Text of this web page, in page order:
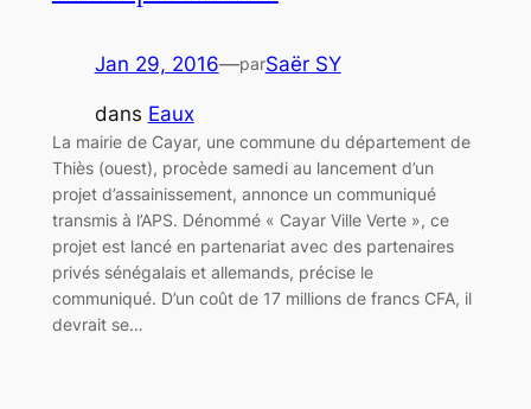
Jan 29, 2016—parSaër SY
dans Eaux
La mairie de Cayar, une commune du département de
Thiès (ouest), procède samedi au lancement d’un
projet d’assainissement, annonce un communiqué
transmis à l’APS. Dénommé « Cayar Ville Verte », ce
projet est lancé en partenariat avec des partenaires
privés sénégalais et allemands, précise le
communiqué. D’un coût de 17 millions de francs CFA, il
devrait se…